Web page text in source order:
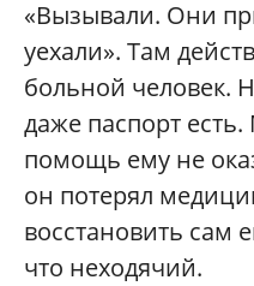
«Вызывали. Они
уехали». Там
больной человек.
даже паспорт
помощь ему не
он потерял
восстановить сам
что неходячий.